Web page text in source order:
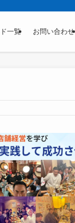
い。
一覧 お問い合わせ